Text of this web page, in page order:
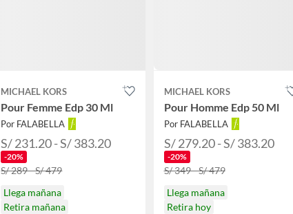
MICHAEL KORS
Pour Femme Edp 30 Ml
Por FALABELLA
S/ 231.20 - S/ 383.20
-20%
S/ 289 - S/ 479
Llega mañana
Retira mañana
MICHAEL KORS
Pour Homme Edp 50 Ml
Por FALABELLA
S/ 279.20 - S/ 383.20
-20%
S/ 349 - S/ 479
Llega mañana
Retira hoy